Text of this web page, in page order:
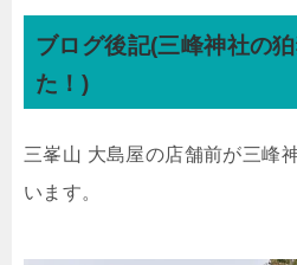
ブログ後記(三峰神社の
た！)
三峯山 大島屋の店舗前が三峰
います。